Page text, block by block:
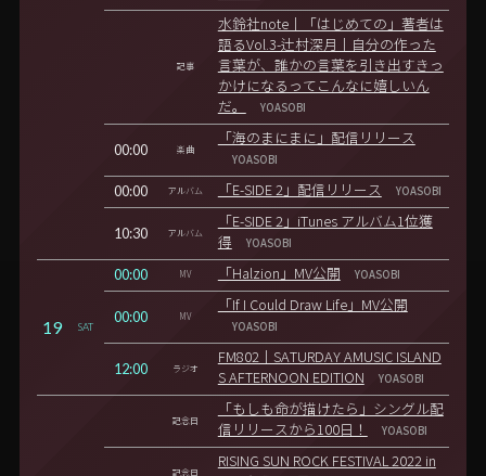
記事
水鈴社note｜「はじめての」著者は
語るVol.3-辻村深月｜自分の作った
言葉が、誰かの言葉を引き出すきっ
かけになるってこんなに嬉しいん
だ。
YOASOBI
00:00 楽曲
「海のまにまに」配信リリース
YOASOBI
00:00 アルバム 「E-SIDE 2」配信リリース YOASOBI
10:30 アルバム
「E-SIDE 2」iTunes アルバム1位獲
得
YOASOBI
19 SAT
00:00 MV 「Halzion」MV公開 YOASOBI
00:00 MV
「If I Could Draw Life」MV公開
YOASOBI
12:00 ラジオ
FM802｜SATURDAY AMUSIC ISLAND
S AFTERNOON EDITION
YOASOBI
記念日
「もしも命が描けたら」シングル配
信リリースから100日！
YOASOBI
記念日
RISING SUN ROCK FESTIVAL 2022 in